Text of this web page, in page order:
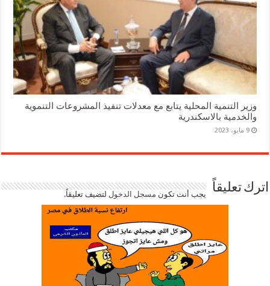
وزير التنمية المحلية يتابع مع معدلات تنفيذ المشروعات التنموية
والخدمية بالاسكندرية
9 مايو، 2023
اترك تعليقاً يجب أنت تكون مسجل الدخوللتضيف تعليقاً.